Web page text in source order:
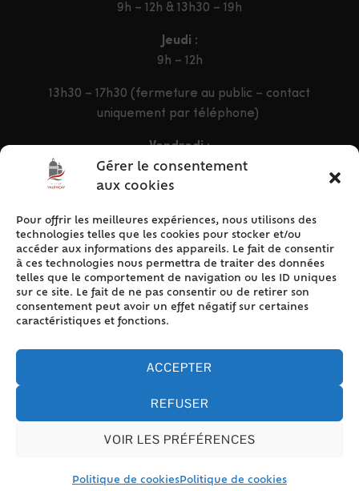
Gérer le consentement
aux cookies
Pour offrir les meilleures expériences, nous utilisons des
technologies telles que les cookies pour stocker et/ou
accéder aux informations des appareils. Le fait de consentir
à ces technologies nous permettra de traiter des données
telles que le comportement de navigation ou les ID uniques
sur ce site. Le fait de ne pas consentir ou de retirer son
consentement peut avoir un effet négatif sur certaines
caractéristiques et fonctions.
ACCEPTER
REFUSER
VOIR LES PRÉFÉRENCES
Politique de cookiesPolitique de cookies
9h – 12h & 13h30 – 19h
Jeudi :
9h – 12h
13h30 – 17h30 (fermeture au public – contact
uniquement par téléphone)
Vendredi :
9h – 12h & 13h30 – 16h30
ACCÈS RAPIDE
Accueil
Contact
Plan du site
Mentions légales
Politique de cookies (UE)
collectivités & GRC/GRU)